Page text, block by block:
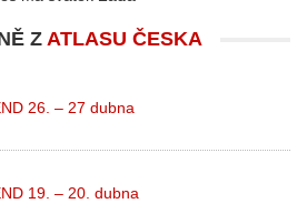
Z ATLASU ČESKA
26. – 27 dubna
19. – 20. dubna